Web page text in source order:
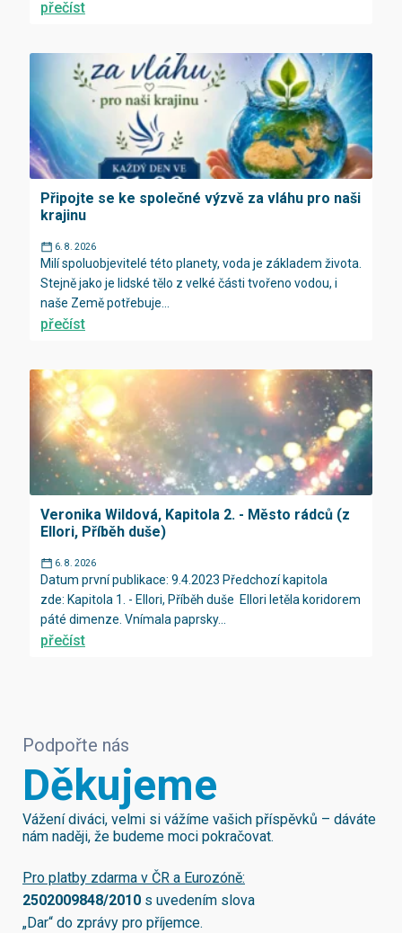
přečíst
Připojte se ke společné výzvě za vláhu pro naši
krajinu
6. 8. 2026
Milí spoluobjevitelé této planety, voda je základem života.
Stejně jako je lidské tělo z velké části tvořeno vodou, i
naše Země potřebuje...
přečíst
Veronika Wildová, Kapitola 2. - Město rádců (z
Ellori, Příběh duše)
6. 8. 2026
Datum první publikace: 9.4.2023 Předchozí kapitola
zde: Kapitola 1. - Ellori, Příběh duše Ellori letěla koridorem
páté dimenze. Vnímala paprsky...
přečíst
Podpořte nás
Děkujeme
Vážení diváci, velmi si vážíme vašich příspěvků – dáváte
nám naději, že budeme moci pokračovat.
Pro platby zdarma v ČR a Eurozóně:
2502009848/2010 s uvedením slova
„Dar“ do zprávy pro příjemce.